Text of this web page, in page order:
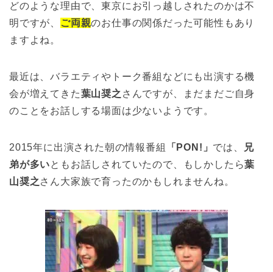
どのような理由で、東京にお引っ越しされたのかは不
明ですが、
ご両親のお仕事の関係だった可能性もあり
ますよね。
最近は、バラエティやトーク番組などにも出演する機
会が増えてきた葉山奨之 さんですが、まだまだご自身
のことをお話しする場面は少ないようです。
2015年に出演された朝の情報番組 「PON!」 では、
兄
弟が多いともお話しされていたので、もしかしたら葉
山奨之さん大家族で育ったのかもしれませんね。